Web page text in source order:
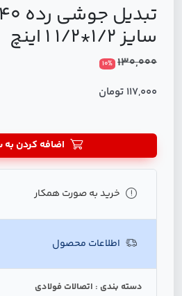
سایز 1/2*1/2 1 اینچ
130,000
10%
117,000 تومان
اضافه کردن
خرید به صورت همکار
اطلاعات محصول
دسته بندی : اتصالات فولادی